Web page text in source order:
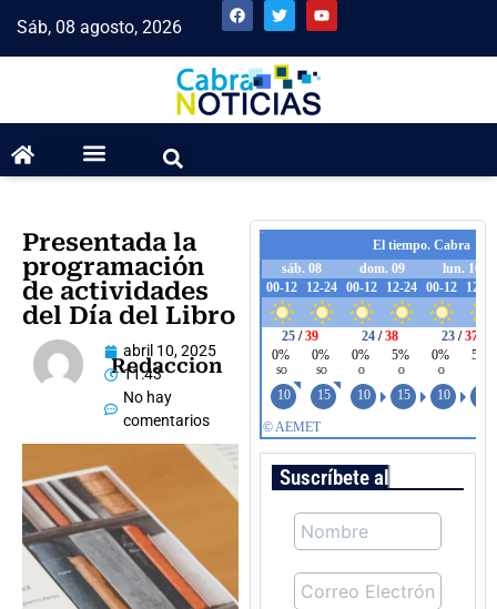
Sáb, 08 agosto, 2026
Presentada la
programación
de actividades
del Día del Libro
Redaccion
abril 10, 2025
11:43
No hay
comentarios
Suscríbete al boletín